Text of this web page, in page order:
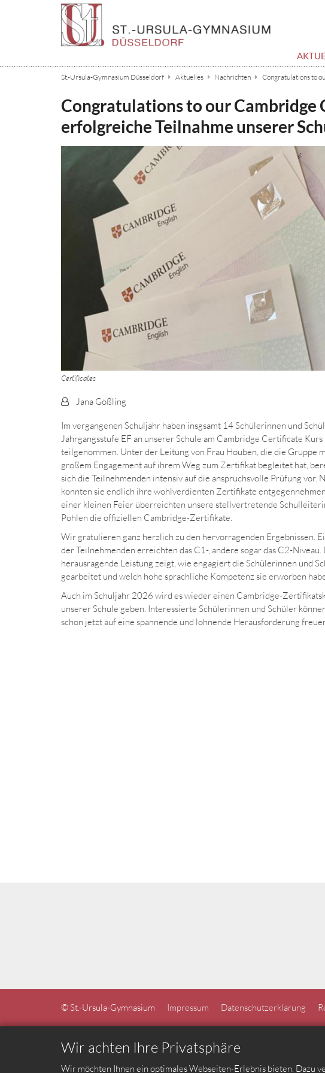
Wir achten Ihre Privatsphäre
Wir möchten Ihnen ein optimales Webseiten-Erlebnis bieten. Dazu
Zum Inhalt springen
St.-Ursula-Gymnasium Düsseldorf Aktuelles Nachrichten Congratulations to
Congratulations to our Cambridge
erfolgreiche Teilnahme unserer
Certificates
Von: Jana Gößling
Im vergangenen Schuljahr haben insgsamt 14 Schülerinnen und
Jahrgangsstufe EF an unserer Schule am Cambridge Certificate Kurs
teilgenommen. Unter der Leitung von Frau Houben, die die Gruppe
großem Engagement auf ihrem Weg zum Zertifikat begleitet hat,
sich die Teilnehmenden intensiv auf die anspruchsvolle Prüfung vor.
konnten sie endlich ihre wohlverdienten Zertifikate
einer kleinen Feier überreichten unsere stellvertretende
Pohlen die offiziellen Cambridge-Zertifikate.
Wir gratulieren ganz herzlich zu den hervorragenden Ergebnissen.
der Teilnehmenden erreichten das C1-, andere sogar das C2-Niveau.
herausragende Leistung zeigt, wie engagiert die Schülerinnen und
gearbeitet und welch hohe sprachliche Kompetenz sie erworben
Auch im Schuljahr 2026 wird es wieder einen Cambridge-
unserer Schule geben. Interessierte Schülerinnen und Schüler
schon jetzt auf eine spannende und lohnende Herausforderung
© St.-Ursula-Gymnasium Impressum Datenschutzerklärung